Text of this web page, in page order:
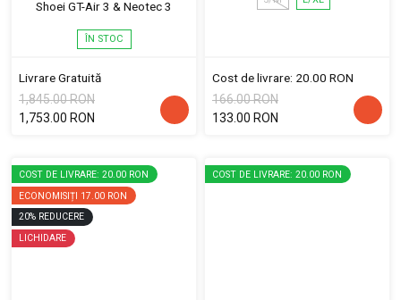
Shoei GT-Air 3 & Neotec 3
ÎN STOC
Livrare Gratuită
1,845.00 RON
1,753.00 RON
Cost de livrare: 20.00 RON
166.00 RON
133.00 RON
COST DE LIVRARE: 20.00 RON
ECONOMISIȚI 17.00 RON
20% REDUCERE
LICHIDARE
COST DE LIVRARE: 20.00 RON